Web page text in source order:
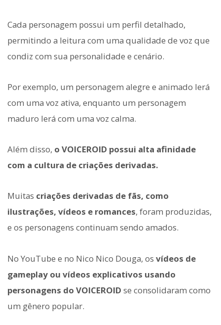
Cada personagem possui um perfil detalhado,
permitindo a leitura com uma qualidade de voz que
condiz com sua personalidade e cenário.
Por exemplo, um personagem alegre e animado lerá
com uma voz ativa, enquanto um personagem
maduro lerá com uma voz calma.
Além disso, o VOICEROID possui alta afinidade
com a cultura de criações derivadas.
Muitas criações derivadas de fãs, como
ilustrações, vídeos e romances, foram produzidas,
e os personagens continuam sendo amados.
No YouTube e no Nico Nico Douga, os vídeos de
gameplay ou vídeos explicativos usando
personagens do VOICEROID se consolidaram como
um gênero popular.